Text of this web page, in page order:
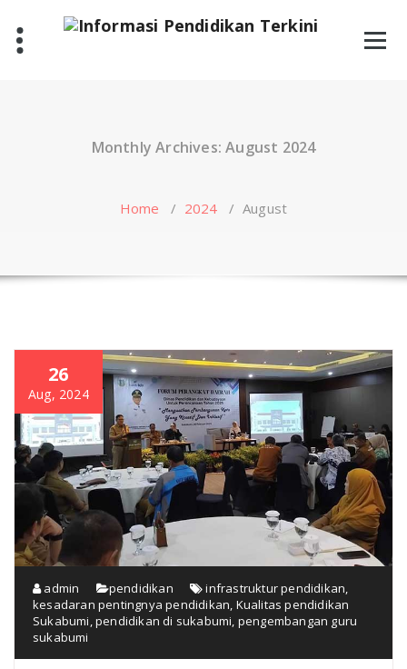
content
Monthly Archives: August 2024
Home / 2024 / August
26
Aug, 2024
admin pendidikan infrastruktur pendidikan,
kesadaran pentingnya pendidikan, Kualitas pendidikan
Sukabumi,pendidikan di sukabumi, pengembangan guru
sukabumi